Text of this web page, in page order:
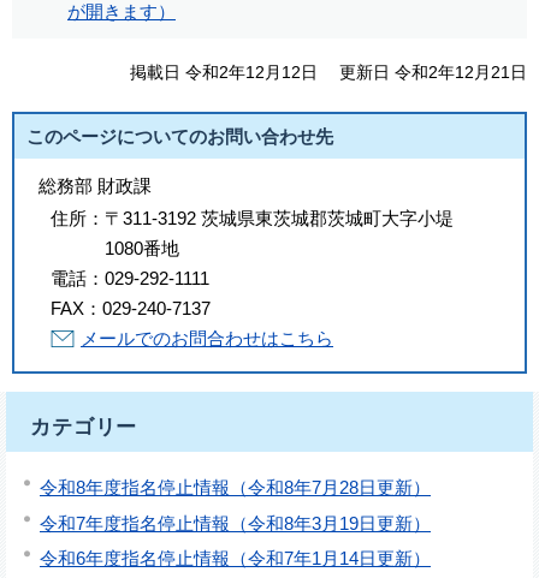
が開きます）
掲載日 令和2年12月12日 更新日 令和2年12月21日
このページについてのお問い合わせ先
総務部 財政課
住所： 〒311-3192 茨城県東茨城郡茨城町大字小堤
1080番地
電話： 029-292-1111
FAX： 029-240-7137
メールでのお問合わせはこちら
カテゴリー
令和8年度指名停止情報（令和8年7月28日更新）
令和7年度指名停止情報（令和8年3月19日更新）
令和6年度指名停止情報（令和7年1月14日更新）